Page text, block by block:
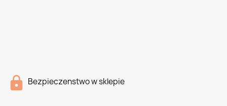
Bezpieczenstwo w sklepie